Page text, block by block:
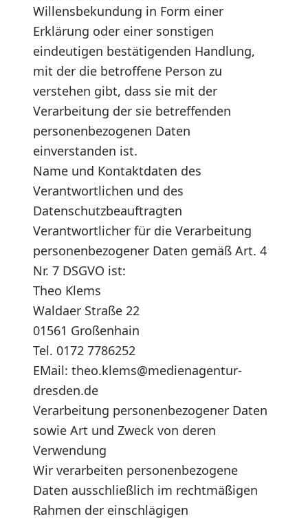
Willensbekundung in Form einer
Erklärung oder einer sonstigen
eindeutigen bestätigenden Handlung,
mit der die betroffene Person zu
verstehen gibt, dass sie mit der
Verarbeitung der sie betreffenden
personenbezogenen Daten
einverstanden ist.
Name und Kontaktdaten des
Verantwortlichen und des
Datenschutzbeauftragten
Verantwortlicher für die Verarbeitung
personenbezogener Daten gemäß Art. 4
Nr. 7 DSGVO ist:
Theo Klems
Waldaer Straße 22
01561 Großenhain
Tel. 0172 7786252
EMail: theo.klems@medienagentur-
dresden.de
Verarbeitung personenbezogener Daten
sowie Art und Zweck von deren
Verwendung
Wir verarbeiten personenbezogene
Daten ausschließlich im rechtmäßigen
Rahmen der einschlägigen